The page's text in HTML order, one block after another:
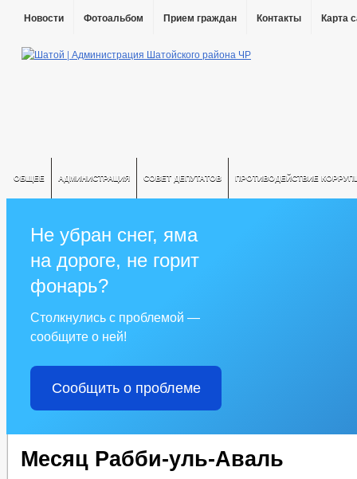
Новости Фотоальбом Прием граждан Контакты Карта
ОБЩЕЕ АДМИНИСТРАЦИЯ СОВЕТ ДЕПУТАТОВ ПРОТИВОДЕЙСТВИЕ
Не убран снег, яма
на дороге, не горит
фонарь?
Столкнулись с проблемой —
сообщите о ней!
Сообщить о проблеме
Месяц Рабби-уль-Аваль